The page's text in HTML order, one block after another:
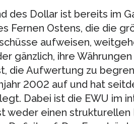
des Dollar ist bereits im
Fernen Ostens, die die
aufweisen,
gänzlich, ihre
die Aufwertung zu
2002 auf und hat
Dabei ist die EWU im
weder einen